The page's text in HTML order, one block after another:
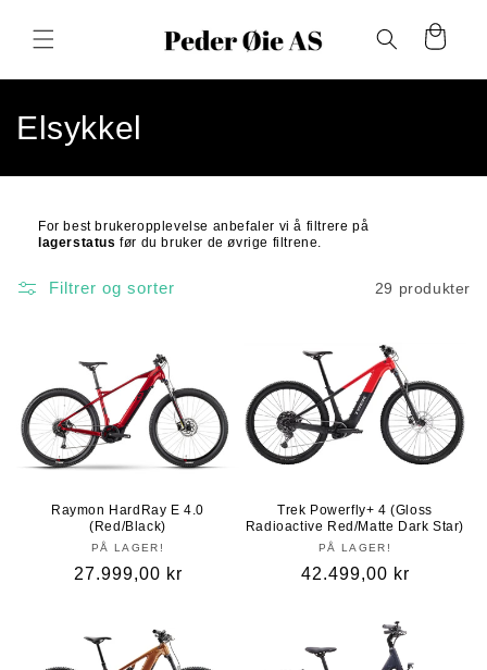
videre til
innholdet
Handlekurv
S
a
m
i
:
Elsykkel
For best brukeropplevelse anbefaler vi å filtrere på
lagerstatusfør du bruker de øvrige filtrene.
Filtrer og sorter 29 produkter
Raymon HardRay E 4.0
(Red/Black)
PÅ LAGER!
Vanlig
27.999,00 kr
Trek Powerfly+ 4 (Gloss
Radioactive Red/Matte Dark Star)
PÅ LAGER!
Vanlig
42.499,00 kr